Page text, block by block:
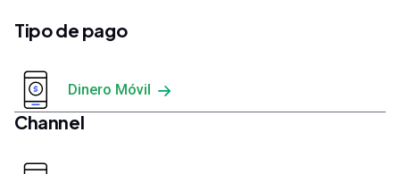
Tipo de pago
Dinero Móvil
Channel